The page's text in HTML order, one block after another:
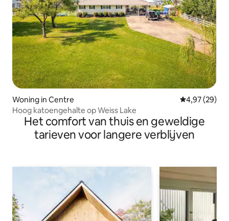
Woning in Centre Gemiddelde
4,97 (29)
Hoog katoengehalte op Weiss Lake
Het comfort van thuis en geweldige
tarieven voor langere verblijven